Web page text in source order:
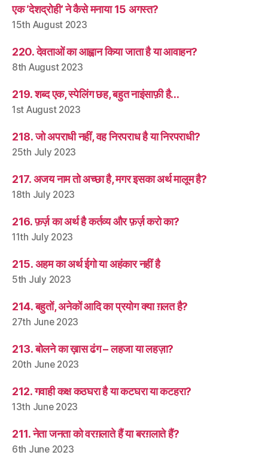
एक ‘देशद्रोही’ ने कैसे मनाया 15 अगस्त?
15th August 2023
220. देवताओं का आह्वान किया जाता है या आवाहन?
8th August 2023
219. शब्द एक, स्पेलिंग छह, बहुत नाइंसाफ़ी है…
1st August 2023
218. जो अपराधी नहीं, वह निरपराध है या निरपराधी?
25th July 2023
217. अजय नाम तो अच्छा है, मगर इसका अर्थ मालूम है?
18th July 2023
216. फ़र्ज़ का अर्थ है कर्तव्य और फ़र्ज़ करो का?
11th July 2023
215. अहम का अर्थ ईगो या अहंकार नहीं है
5th July 2023
214. बहुतों, अनेकों आदि का प्रयोग क्या ग़लत है?
27th June 2023
213. बोलने का ख़ास ढंग – लहजा या लहज़ा?
20th June 2023
212. गवाही कक्ष कठघरा है या कटघरा या कटहरा?
13th June 2023
211. नेता जनता को वरग़लाते हैं या बरग़लाते हैं?
6th June 2023